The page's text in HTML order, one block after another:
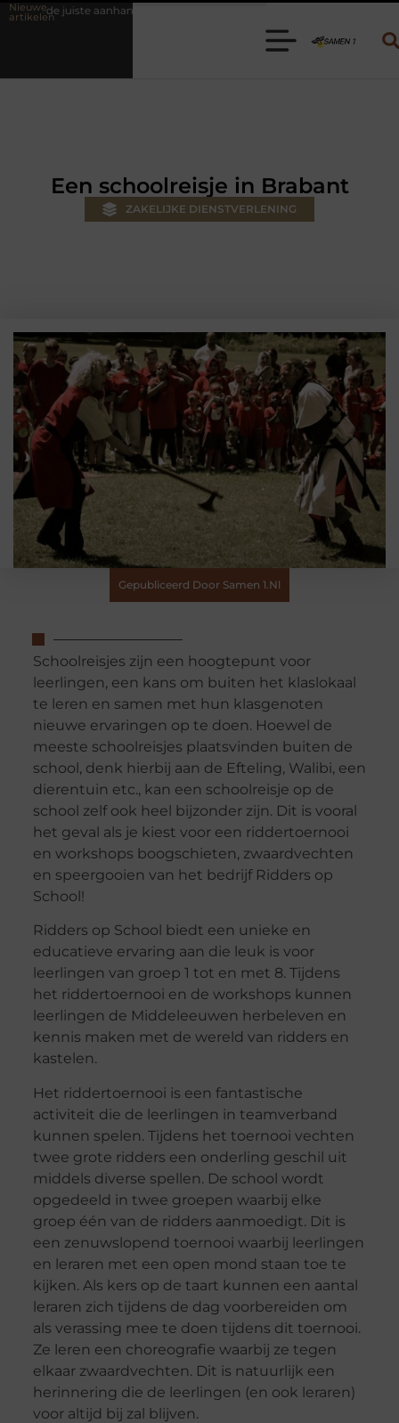
Nieuwe
artikelen
voor jouw klus
Een schoolreisje in Brabant
ZAKELIJKE DIENSTVERLENING
Gepubliceerd Door Samen 1.nl
Schoolreisjes zijn een hoogtepunt voor
leerlingen, een kans om buiten het klaslokaal
te leren en samen met hun klasgenoten
nieuwe ervaringen op te doen. Hoewel de
meeste schoolreisjes plaatsvinden buiten de
school, denk hierbij aan de Efteling, Walibi, een
dierentuin etc., kan een schoolreisje op de
school zelf ook heel bijzonder zijn. Dit is vooral
het geval als je kiest voor een riddertoernooi
en workshops boogschieten, zwaardvechten
en speergooien van het bedrijf Ridders op
School!
Ridders op School biedt een unieke en
educatieve ervaring aan die leuk is voor
leerlingen van groep 1 tot en met 8. Tijdens
het riddertoernooi en de workshops kunnen
leerlingen de Middeleeuwen herbeleven en
kennis maken met de wereld van ridders en
kastelen.
Het riddertoernooi is een fantastische
activiteit die de leerlingen in teamverband
kunnen spelen. Tijdens het toernooi vechten
twee grote ridders een onderling geschil uit
middels diverse spellen. De school wordt
opgedeeld in twee groepen waarbij elke
groep één van de ridders aanmoedigt. Dit is
een zenuwslopend toernooi waarbij leerlingen
en leraren met een open mond staan toe te
kijken. Als kers op de taart kunnen een aantal
leraren zich tijdens de dag voorbereiden om
als verassing mee te doen tijdens dit toernooi.
Ze leren een choreografie waarbij ze tegen
elkaar zwaardvechten. Dit is natuurlijk een
herinnering die de leerlingen (en ook leraren)
voor altijd bij zal blijven.